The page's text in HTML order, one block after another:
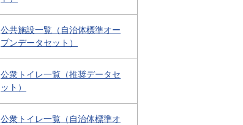
公共施設一覧（自治体標準オー
プンデータセット）
公衆トイレ一覧（推奨データセ
ット）
公衆トイレ一覧（自治体標準オ